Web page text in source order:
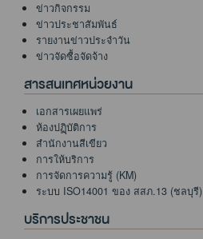
ข่าวกิจกรรม
ข่าวประชาสัมพันธ์
รายงานข่าวประจำวัน
ข่าวจัดซื้อจัดจ้าง
สารสนเทศหน่วยงาน
เอกสารเผยแพร่
ห้องปฏฺิบัติการ
สำนักงานสีเขียว
การให้บริการ
การจัดการความรู้ (KM)
ระบบ ISO14001 ของ สสภ.13 (ชลบุรี)
บริการประชาชน